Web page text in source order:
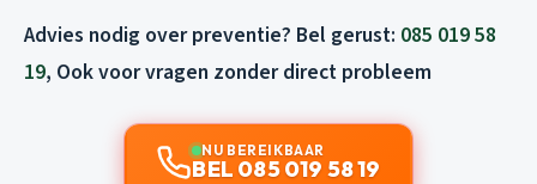
Advies nodig over preventie? Bel gerust: 085 019 58
19, Ook voor vragen zonder direct probleem
NU BEREIKBAAR
BEL 085 019 58 19